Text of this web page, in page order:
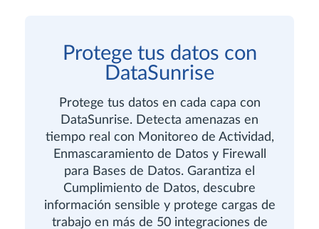
Protege tus datos con
DataSunrise
Protege tus datos en cada capa con
DataSunrise. Detecta amenazas en
tiempo real con Monitoreo de Actividad,
Enmascaramiento de Datos y Firewall
para Bases de Datos. Garantiza el
Cumplimiento de Datos, descubre
información sensible y protege cargas de
trabajo en más de 50 integraciones de